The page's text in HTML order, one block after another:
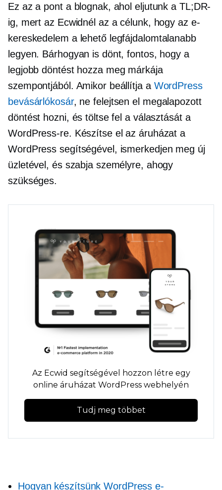
Ez az a pont a blognak, ahol eljutunk a TL;DR-
ig, mert az Ecwidnél az a célunk, hogy az e-
kereskedelem a lehető legfájdalomtalanabb
legyen. Bárhogyan is dönt, fontos, hogy a
legjobb döntést hozza meg márkája
szempontjából. Amikor beállítja a WordPress
bevásárlókosár, ne felejtsen el megalapozott
döntést hozni, és töltse fel a választását a
WordPress-re. Készítse el az áruházat a
WordPress segítségével, ismerkedjen meg új
üzletével, és szabja személyre, ahogy
szükséges.
Az Ecwid segítségével hozzon létre egy
online áruházat WordPress webhelyén
Tudj meg többet
Hogyan készítsünk WordPress e-